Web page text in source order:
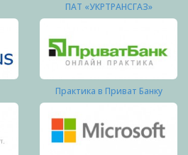
ПАТ «УКРТРАНСГАЗ»
Практика в Приват Банку